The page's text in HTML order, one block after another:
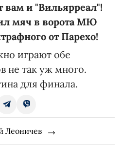
и "Вильярреал"!
мяч в ворота МЮ
от Парехо!
играют обе
не так уж много.
для финала.
Леоничев